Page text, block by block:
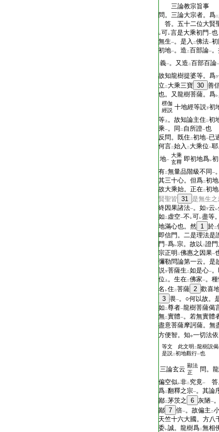
三論教宗旨事
問。三論大宗者。爲二
答。五十二位大賢
レ可レ言是大乘初門 一
無生一。是入 二佛法一
初地一。造 二百部論一
義一。又造 二百部百論一
故知龍樹提婆等。爲下
立 二 大乘三寶 30 善
也。又龍樹菩薩。爲レ
楞伽
經説 十地經等説下初
等 上 。故知論主住 二初
乘一。同 二 自所證一也
反問。既住 二初地一已
何言二始入 二 大乘位一
地一
大乘
玄釋 即初地爲レ
有二無量品階級不同 一
其三十心。但爲二初
故大乘始。正在二初地
賢聖皆 31 是無生
終因果諸法一。如下云 レ
如 二 虚空一不 レ可レ盡等
地滿心也。然 1 於二
即信門。二是理法是
門 一爲レ宗。故以 二證
宗正明 二佛惠之因果一
彌勒問論第一云。是
説下菩薩生 二如是心一
位
上 。生在二佛家一。
名 レ住 二菩薩 2 歡喜
3 畏一。○何以故。
如 二尊者一龍樹菩薩偈
無二實體一。若無實體
盡意菩薩摩訶薩。無
方便智。知中一切法依
等文 此文明 二龍樹説偈
是説 二初地觀行一也
三論玄云 顯法
正
問。
偏空似レ非二 究竟一
答
爲二翻釋之宗一。其論
鄙二茅茨之 6 灰陋一
鄙 7 倍一。故偏主 二
天竺十六大國。方八
委レ誠。龍樹爲二無相